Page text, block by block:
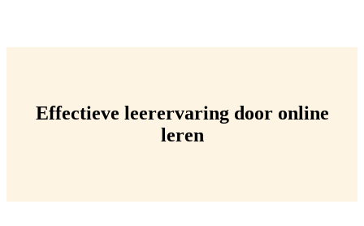
Effectieve leerervaring door online
leren